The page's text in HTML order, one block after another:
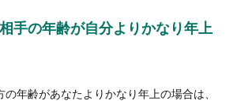
手の年齢が自分よりかなり年上
年齢があなたよりかなり年上の場合は、